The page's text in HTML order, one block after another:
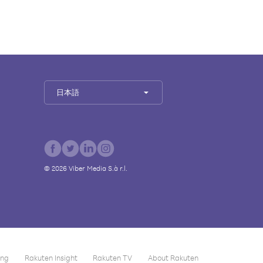
日本語
© 2026 Viber Media S.à r.l.
Rakuten Insight Rakuten TV About Rakuten